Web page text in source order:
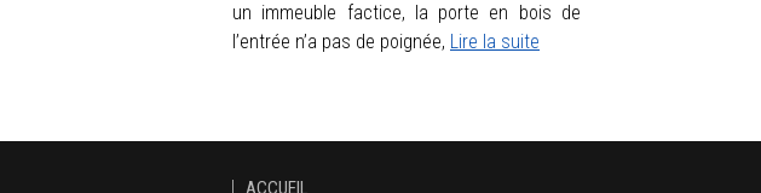
un immeuble factice, la porte en bois de
l’entrée n’a pas de poignée, Lire la suite
ACCUEIL